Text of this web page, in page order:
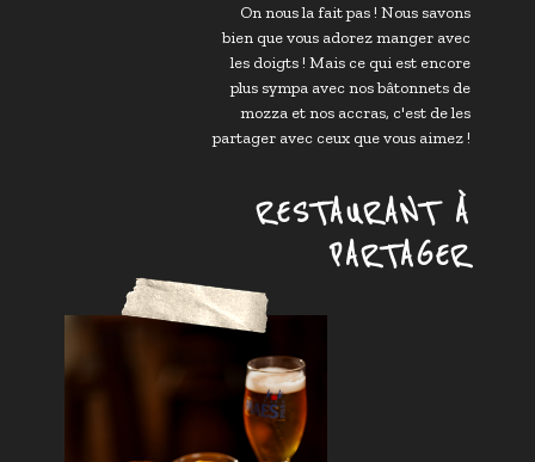
On nous la fait pas ! Nous savons
bien que vous adorez manger avec
les doigts ! Mais ce qui est encore
plus sympa avec nos bâtonnets de
mozza et nos accras, c'est de les
partager avec ceux que vous aimez !
RESTAURANT À
PARTAGER